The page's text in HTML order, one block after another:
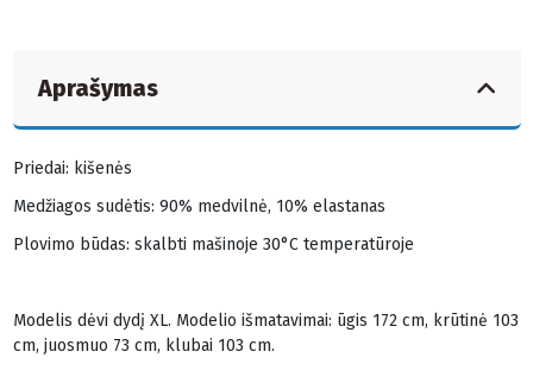
Aprašymas
Priedai: kišenės
Medžiagos sudėtis: 90% medvilnė, 10% elastanas
Plovimo būdas: skalbti mašinoje 30°C temperatūroje
Modelis dėvi dydį XL. Modelio išmatavimai: ūgis 172 cm, krūtinė 103
cm, juosmuo 73 cm, klubai 103 cm.